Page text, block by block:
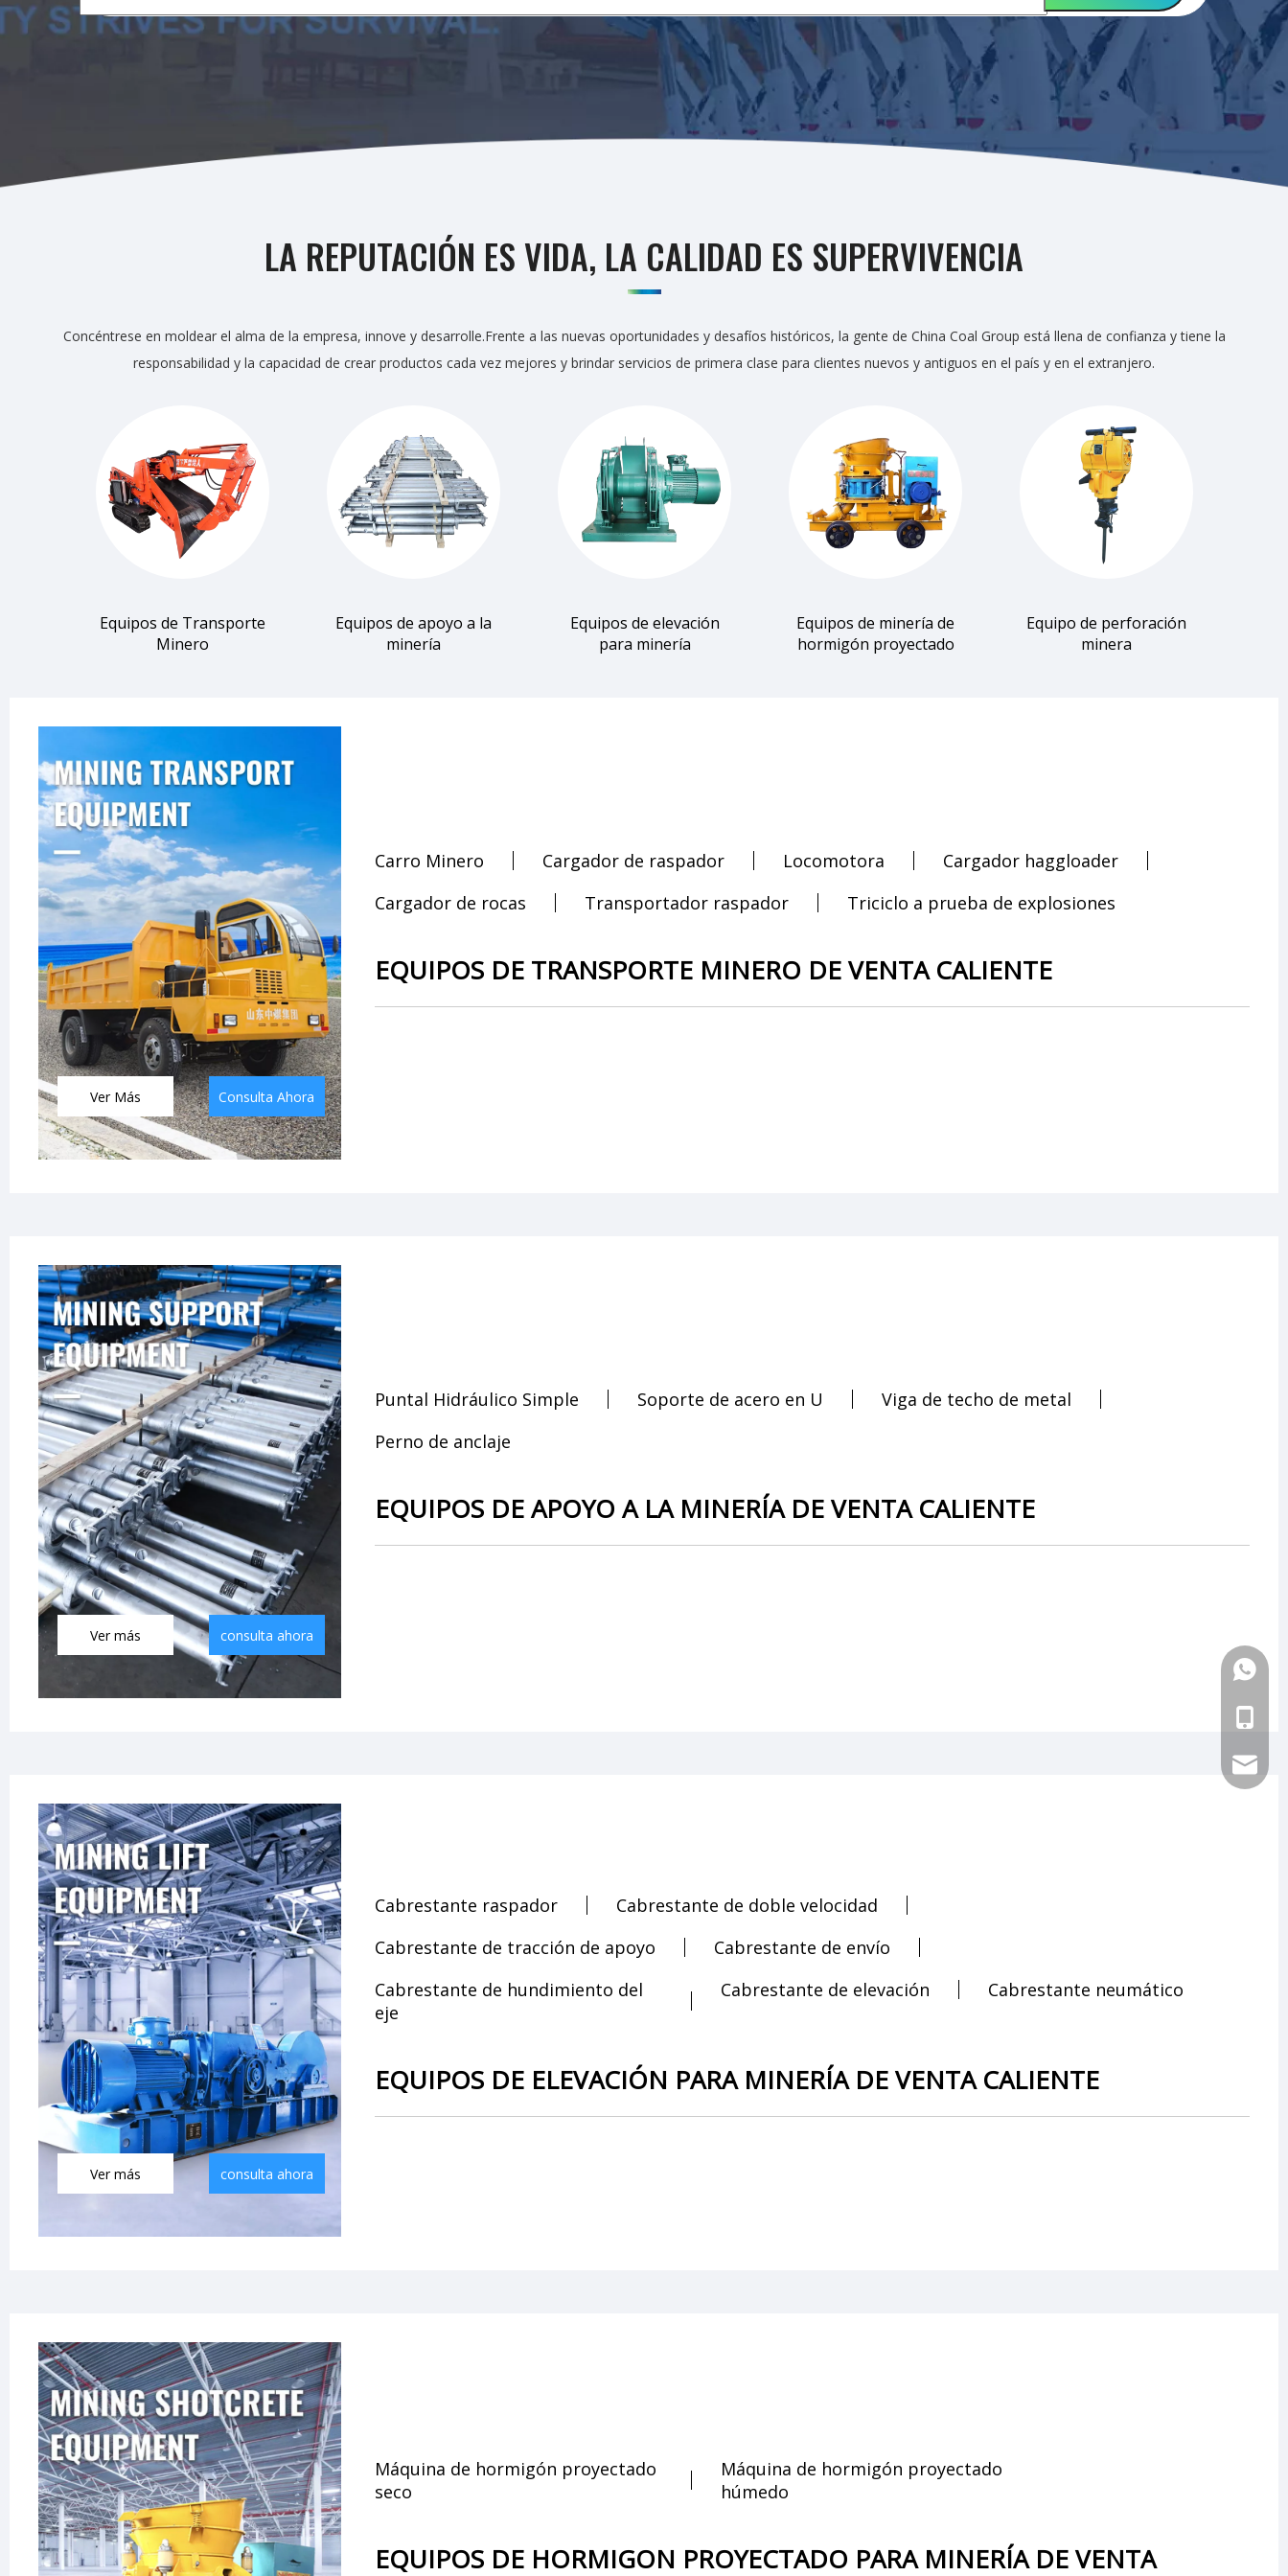
LA REPUTACIÓN ES VIDA, LA CALIDAD ES SUPERVIVENCIA
Concéntrese en moldear el alma de la empresa, innove y desarrolle.Frente a las nuevas oportunidades y desafíos históricos, la gente de China Coal Group está llena de confianza y tiene la
responsabilidad y la capacidad de crear productos cada vez mejores y brindar servicios de primera clase para clientes nuevos y antiguos en el país y en el extranjero.
Equipos de Transporte
Minero
Equipos de apoyo a la
minería
Equipos de elevación
para minería
Equipos de minería de
hormigón proyectado
Equipo de perforación
minera
Ver Más Consulta Ahora
Carro Minero Cargador de raspador Locomotora
Cargador haggloader
Cargador de rocas
Transportador raspador Triciclo a prueba de explosiones
EQUIPOS DE TRANSPORTE MINERO DE VENTA CALIENTE
Ver más consulta ahora
Puntal Hidráulico Simple Soporte de acero en U
Viga de techo de metal
Perno de anclaje
EQUIPOS DE APOYO A LA MINERÍA DE VENTA CALIENTE
Ver más consulta ahora
Cabrestante raspador
Cabrestante de doble velocidad
Cabrestante de tracción de apoyo
Cabrestante de envío
Cabrestante de hundimiento del
eje
Cabrestante de elevación Cabrestante neumático
EQUIPOS DE ELEVACIÓN PARA MINERÍA DE VENTA CALIENTE
Máquina de hormigón proyectado
seco
Máquina de hormigón proyectado
húmedo
EQUIPOS DE HORMIGON PROYECTADO PARA MINERÍA DE VENTA
+86-